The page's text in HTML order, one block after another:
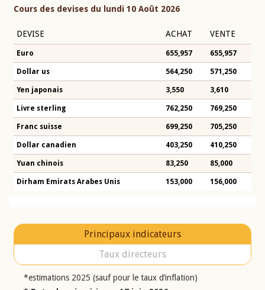
Cours des devises du lundi 10 Août 2026
DEVISE ACHAT VENTE
Euro 655,957 655,957
Dollar us 564,250 571,250
Yen japonais 3,550 3,610
Livre sterling 762,250 769,250
Franc suisse 699,250 705,250
Dollar canadien 403,250 410,250
Yuan chinois 83,250 85,000
Dirham Emirats Arabes Unis 153,000 156,000
Principaux indicateurs
Taux directeurs
*estimations 2025 (sauf pour le taux d’inflation)